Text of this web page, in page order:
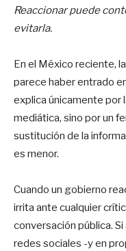
Reaccionar puede
evitarla.
En el México reciente,
parece haber entrado
explica únicamente por
mediática, sino por un
sustitución de la
es menor.
Cuando un gobierno
irrita ante cualquier
conversación pública.
redes sociales -y en